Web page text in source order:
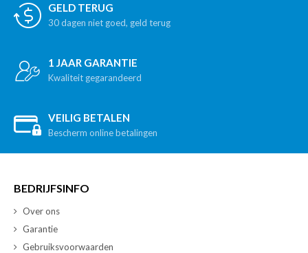
GELD TERUG
30 dagen niet goed, geld terug
1 JAAR GARANTIE
Kwaliteit gegarandeerd
VEILIG BETALEN
Bescherm online betalingen
BEDRIJFSINFO
Over ons
Garantie
Gebruiksvoorwaarden